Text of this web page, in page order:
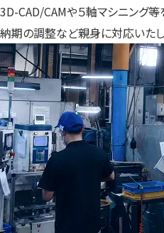
3D-CAD/CAMや５軸マシニング
納期の調整など親身に対応いたし